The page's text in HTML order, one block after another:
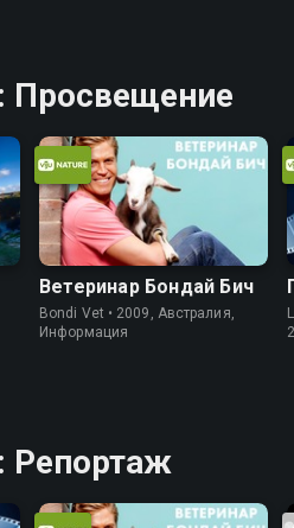
Просвещение
Ветеринар Бондай Бич
Bondi Vet • 2009, Австралия,
Информация
Репортаж